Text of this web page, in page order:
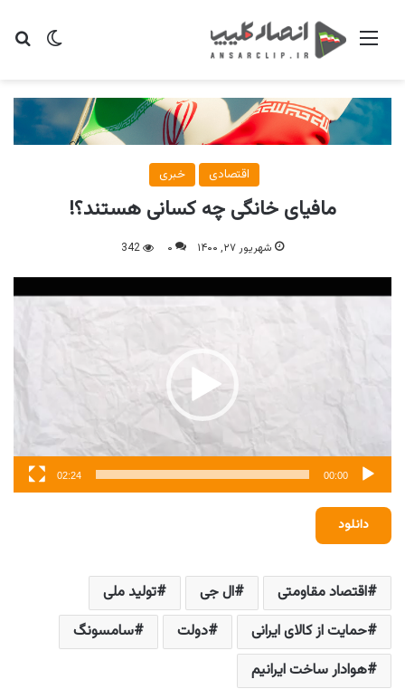
تغییر منو
اقتصادی خبری
مافیای خانگی چه کسانی هستند؟!
شهریور ۲۷, ۱۴۰۰ ۰ 342
نمایشگر
ویدیو
00:00
02:24
دانلود
اقتصاد مقاومتی ال جی
تولید ملی
حمایت از کالای ایرانی
دولت
سامسونگ
هوادار ساخت ایرانیم